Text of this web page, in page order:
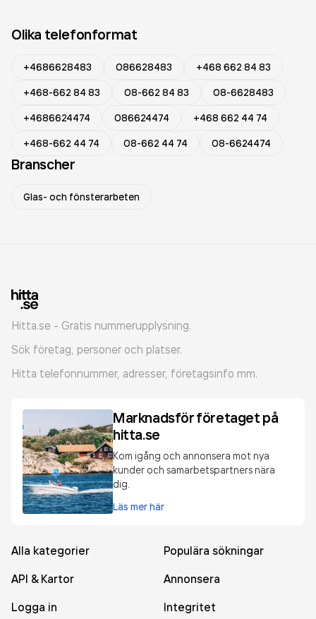
Olika telefonformat
+4686628483 086628483
+468 662 84 83
+468-662 84 83
08-662 84 83
08-6628483
+4686624474
086624474
+468 662 44 74
+468-662 44 74
08-662 44 74 08-6624474
Branscher
Glas- och fönsterarbeten
Hitta.se - Gratis nummerupplysning.
Sök företag, personer och platser.
Hitta telefonnummer, adresser, företagsinfo mm.
Marknadsför företaget på
hitta.se
Kom igång och annonsera mot nya
kunder och samarbetspartners nära
dig.
Läs mer här
Alla kategorier
Populära sökningar
API & Kartor
Annonsera
Logga in
Integritet